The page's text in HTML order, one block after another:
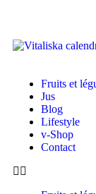
Fruits et
Jus
Blog
Lifestyle
v-Shop
Contact